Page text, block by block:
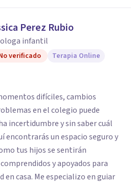
Perez Rubio
infantil
verificado Terapia Online
difíciles, cambios
en el colegio puede
incertidumbre y sin saber cuál
encontrarás un espacio seguro y
tus hijos se sentirán
y apoyados para
en guiar